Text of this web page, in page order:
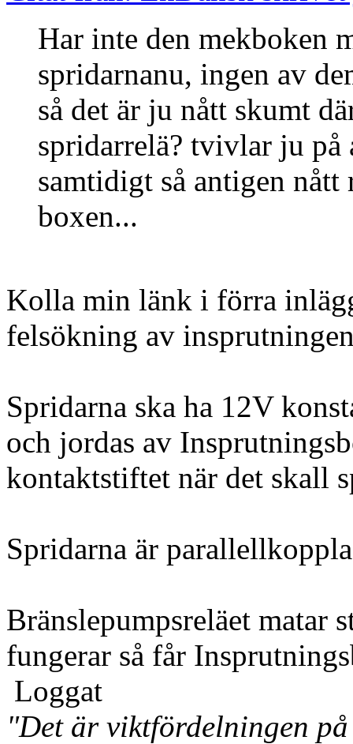
Har inte den mekboken
spridarnanu, ingen av
så det är ju nått skumt
spridarrelä? tvivlar ju på
samtidigt så antigen
boxen...
Kolla min länk i förra
felsökning av
Spridarna ska ha 12V
och jordas av
kontaktstiftet när det skall
Spridarna är
Bränslepumpsreläet matar
fungerar så får
Loggat
"Det är viktfördelningen